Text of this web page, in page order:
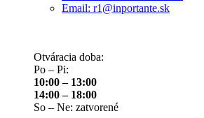
Email: r1@inportante.sk
Otváracia doba:
Po – Pi:
10:00 – 13:00
14:00 – 18:00
So – Ne: zatvorené